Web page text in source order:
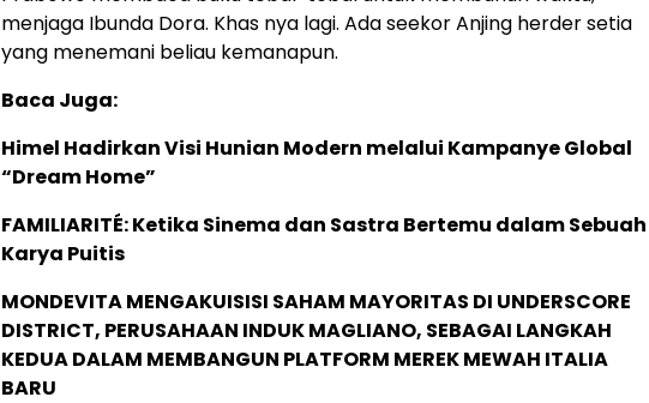
menjaga Ibunda Dora. Khas nya lagi. Ada seekor Anjing herder setia
yang menemani beliau kemanapun.
Baca Juga:
Himel Hadirkan Visi Hunian Modern melalui Kampanye Global
“Dream Home”
FAMILIARITÉ: Ketika Sinema dan Sastra Bertemu dalam Sebuah
Karya Puitis
MONDEVITA MENGAKUISISI SAHAM MAYORITAS DI UNDERSCORE
DISTRICT, PERUSAHAAN INDUK MAGLIANO, SEBAGAI LANGKAH
KEDUA DALAM MEMBANGUN PLATFORM MEREK MEWAH ITALIA
BARU